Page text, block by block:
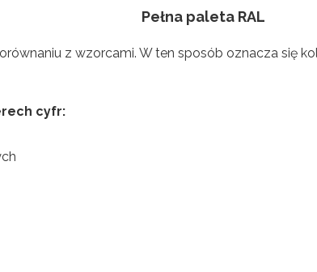
Pełna paleta RAL
z wzorcami. W ten sposób oznacza się
cyfr: